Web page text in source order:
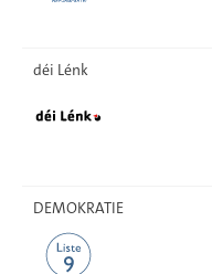
déi Lénk
DEMOKRATIE